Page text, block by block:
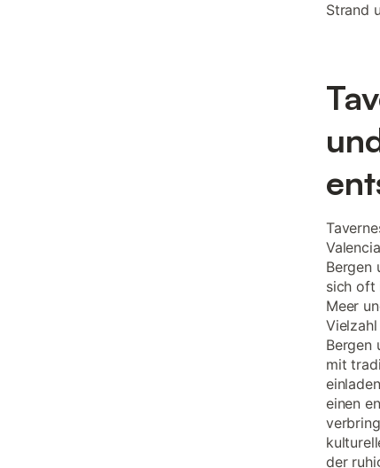
Strand
Bergen
sich oft
Meer
Bergen
mit
einen
der